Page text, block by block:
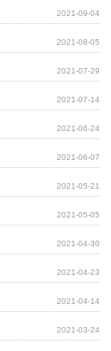
2021-09-04
2021-08-05
2021-07-29
2021-07-14
2021-06-24
2021-06-07
2021-05-21
2021-05-05
2021-04-30
2021-04-23
2021-04-14
2021-03-24